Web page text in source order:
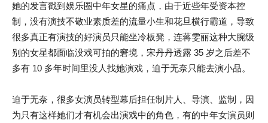
她的发言戳到娱乐圈中年女星的痛点，由于近些年受资本控
制，没有演技不敬业素质差的流量小生和花旦横行霸道，导致
很多真正有演技的好演员只能坐冷板凳，连蒋雯丽这种大腕级
别的女星都面临没戏可拍的窘境，宋丹丹透露 35 岁之后差不
多有 10 多年时间里没人找她演戏，迫于无奈只能去演小品。
迫于无奈，很多女演员转型幕后担任制片人、导演、监制，因
为只有这样她们才有机会出演戏中的角色，有的中年女演员则